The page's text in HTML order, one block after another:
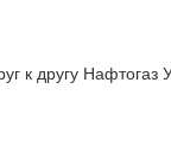
к другу Нафтогаз